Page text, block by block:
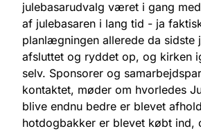
julebasarudvalg været i gang
af julebasaren i lang tid - ja
planlægningen allerede da sidste
afsluttet og ryddet op, og kirken
selv. Sponsorer og
kontaktet, møder om hvorledes
blive endnu bedre er blevet
hotdogbakker er blevet købt ind,